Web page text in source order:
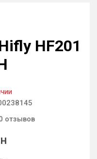
HF201
отзывов